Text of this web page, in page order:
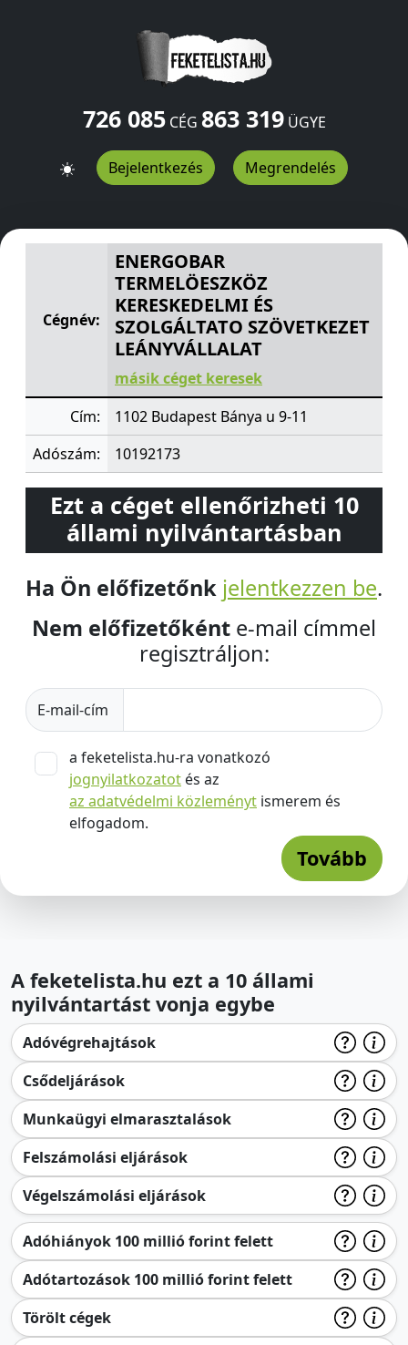
726 085CÉG 863 319ÜGYE
Bejelentkezés Megrendelés
ENERGOBAR TERMELÖESZKÖZ KERESKEDELMI ÉS
Cégnév:
ENERGOBAR
TERMELÖESZKÖZ
KERESKEDELMI ÉS
SZOLGÁLTATO SZÖVETKEZET
LEÁNYVÁLLALAT
másik céget keresek
Cím:
1102 Budapest Bánya u 9-11
Adószám:
10192173
Ezt a céget ellenőrizheti 10
állami nyilvántartásban
Ha Ön előfizetőnk jelentkezzen be.
Nem előfizetőként e-mail címmel
regisztráljon:
E-mail-cím
a feketelista.hu-ra vonatkozó
jognyilatkozatot és az
az adatvédelmi közleményt ismerem és
elfogadom.
Tovább
A feketelista.hu ezt a 10 állami
nyilvántartást vonja egybe
Adóvégrehajtások
Csődeljárások
Munkaügyi elmarasztalások
Felszámolási eljárások
Végelszámolási eljárások
Adóhiányok 100 millió forint felett
Adótartozások 100 millió forint felett
Törölt cégek